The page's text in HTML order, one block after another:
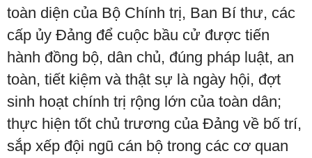
toàn diện của Bộ Chính trị, Ban Bí thư, các
cấp ủy Đảng để cuộc bầu cử được tiến
hành đồng bộ, dân chủ, đúng pháp luật, an
toàn, tiết kiệm và thật sự là ngày hội, đợt
sinh hoạt chính trị rộng lớn của toàn dân;
thực hiện tốt chủ trương của Đảng về bố trí,
sắp xếp đội ngũ cán bộ trong các cơ quan